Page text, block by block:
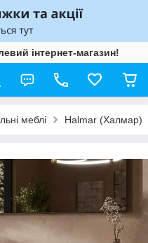
інтернет-магазин!
меблі Halmar (Халмар)